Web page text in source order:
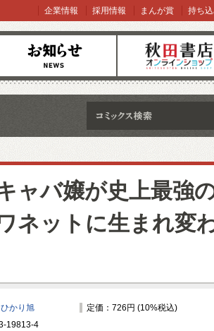
知らせ オンラインショップ
企業情報 採用情報 まんが賞 持ち
ャバ嬢が史上最強
ネットに生まれ変
ひかり旭
定価：726円 (10%税込)
19813-4